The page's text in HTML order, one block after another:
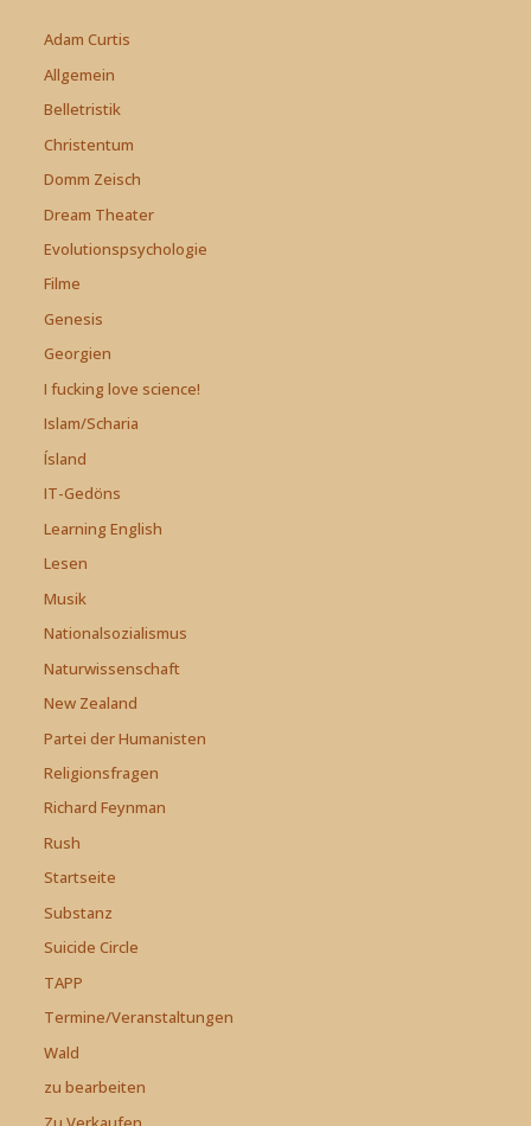
Adam Curtis
Allgemein
Belletristik
Christentum
Domm Zeisch
Dream Theater
Evolutionspsychologie
Filme
Genesis
Georgien
I fucking love science!
Islam/Scharia
Ísland
IT-Gedöns
Learning English
Lesen
Musik
Nationalsozialismus
Naturwissenschaft
New Zealand
Partei der Humanisten
Religionsfragen
Richard Feynman
Rush
Startseite
Substanz
Suicide Circle
TAPP
Termine/Veranstaltungen
Wald
zu bearbeiten